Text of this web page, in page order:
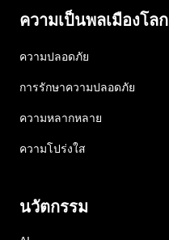
ความเป็นพลเมืองโลก
ความปลอดภัย
การรักษาความปลอดภัย
ความหลากหลาย
ความโปร่งใส
นวัตกรรม